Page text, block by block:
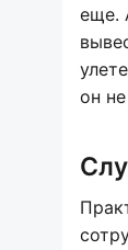
еще.
он